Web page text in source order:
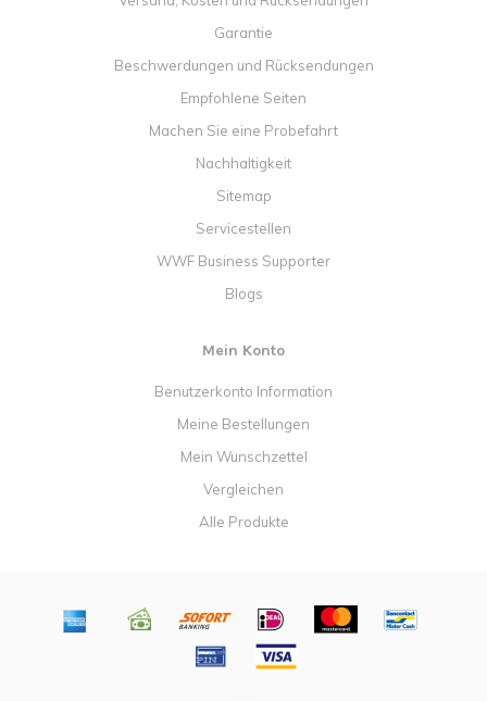
Garantie
Beschwerdungen und Rücksendungen
Empfohlene Seiten
Machen Sie eine Probefahrt
Nachhaltigkeit
Sitemap
Servicestellen
WWF Business Supporter
Blogs
Mein Konto
Benutzerkonto Information
Meine Bestellungen
Mein Wunschzettel
Vergleichen
Alle Produkte